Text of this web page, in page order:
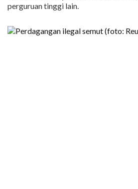
perguruan tinggi lain.